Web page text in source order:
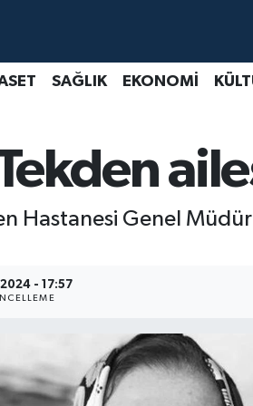
SAĞLIK EKONOMİ
Hastanesi Genel
- 17:57